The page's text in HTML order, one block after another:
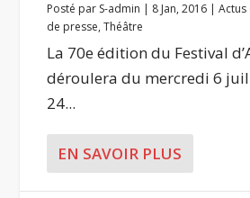
Posté par S-admin | 8 Jan, 2016 |Actus
de presse,Théâtre
La 70e édition du Festival
déroulera du mercredi 6
24...
EN SAVOIR PLUS